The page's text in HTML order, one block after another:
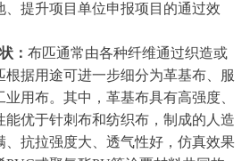
、提升项目单位申报项目的通过效
： 布匹通常由各种纤维通过织造或
据用途可进一步细分为革基布、服
用布。其中，革基布具有高强度、
能优于针刺布和纺织布，制成的人造
、抗拉强度大、透气性好，仿真效果